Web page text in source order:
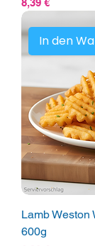
8,39 €
In den
Lamb Weston
600g